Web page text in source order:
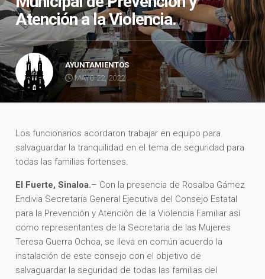
Atención a la Violencia.
AYUNTAMIENTOS
MAYO 22, 2022
Los funcionarios acordaron trabajar en equipo para
salvaguardar la tranquilidad en el tema de seguridad para
todas las familias fortenses.
El Fuerte, Sinaloa.– Con la presencia de Rosalba Gámez
Endivia Secretaria General Ejecutiva del Consejo Estatal
para la Prevención y Atención de la Violencia Familiar así
como representantes de la Secretaria de las Mujeres
Teresa Guerra Ochoa, se lleva en común acuerdo la
instalación de este consejo con el objetivo de
salvaguardar la seguridad de todas las familias del